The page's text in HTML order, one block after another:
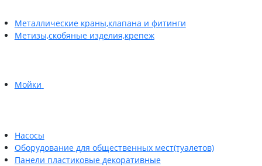
Металлические краны,клапана и фитинги
Метизы,скобяные изделия,крепеж
Мойки
Насосы
Оборудование для общественных мест(туалетов)
Панели пластиковые декоративные